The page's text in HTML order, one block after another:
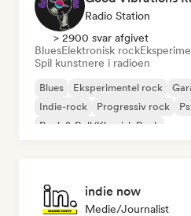
Radio Station
> 2900 svar afgivet
BluesElektronisk rock
Spil kunstnere i radioen
Blues Eksperimentel rock
Indie-rock
Progressiv rock
Rock & Roll/Klassisk Rock
indie now
Medie/journalist